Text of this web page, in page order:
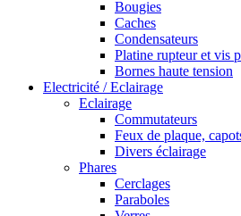
Bougies
Caches
Condensateurs
Platine rupteur et vis
Bornes haute tension
Electricité / Eclairage
Eclairage
Commutateurs
Feux de plaque,
Divers éclairage
Phares
Cerclages
Paraboles